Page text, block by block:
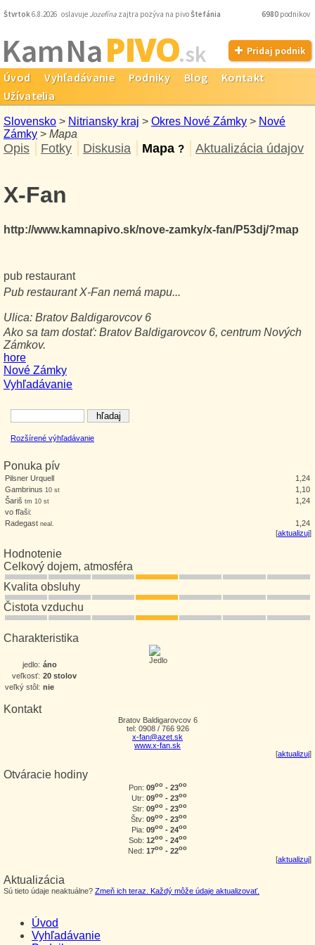
Štvrtok6.8.2026 oslavuje Jozefína zajtra pozýva na pivoŠtefánia 6980 podnikov
Kam NaPIVO.sk Pridaj podnik
Úvod Vyhľadávanie Podniky Blog
Kontakt
Užívatelia
Slovensko > Nitriansky kraj > Okres Nové Zámky > Nové
Zámky > Mapa
Opis Fotky Diskusia Mapa ? Aktualizácia údajov
Vyhľadávanie
Rozšírené výhľadávanie
Ponuka pív
Pilsner Urquell
1,24
Gambrinus 10 st
1,10
Šariš tm 10 st
1,24
vo fľaši:
Radegast neal.
1,24
[aktualizuj]
Hodnotenie
Celkový dojem, atmosféra
Kvalita obsluhy
Čistota vzduchu
Charakteristika
jedlo: áno
veľkosť: 20 stolov
veľký stôl: nie
Kontakt
Bratov Baldigarovcov 6
tel: 0908 / 766 926
x-fan@azet.sk
www.x-fan.sk
[aktualizuj]
Otváracie hodiny
Pon: 09oo - 23oo
Utr: 09oo - 23oo
Str: 09oo - 23oo
Štv: 09oo - 23oo
Pia: 09oo - 24oo
Sob: 12oo - 24oo
Ned: 17oo - 22oo
[aktualizuj]
Aktualizácia
Sú tieto údaje neaktuálne? Zmeň ich teraz. Každý môže údaje aktualizovať.
X-Fan
http://www.kamnapivo.sk/nove-zamky/x-fan/P53dj/?map
pub restaurant
Pub restaurantX-Fan nemá mapu...
Ulica: Bratov Baldigarovcov 6
Ako sa tam dostať: Bratov Baldigarovcov 6, centrum Nových
Zámkov.
hore
Nové Zámky
Úvod
Vyhľadávanie